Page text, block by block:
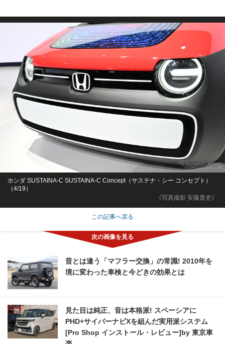
《写真撮影 安藤貴史》
ホンダ SUSTAINA-C SUSTAINA-C Concept（サステナ・シー コンセプト）
（4/19）
この記事へ戻る
昔とは違う「マフラー交換」の常識! 2010年を
境に変わった車検と今どきの効果とは
見た目は純正、音は本格派! スペーシアに
PHD+サイバーナビXを組んだ実用派システム
[Pro Shop インストール・レビュー]by 東京車